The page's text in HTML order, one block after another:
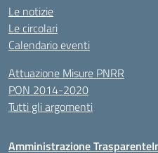
Le notizie
Le circolari
Calendario eventi
Attuazione Misure PNRR
PON 2014-2020
Tutti gli argomenti
Amministrazione Trasparente